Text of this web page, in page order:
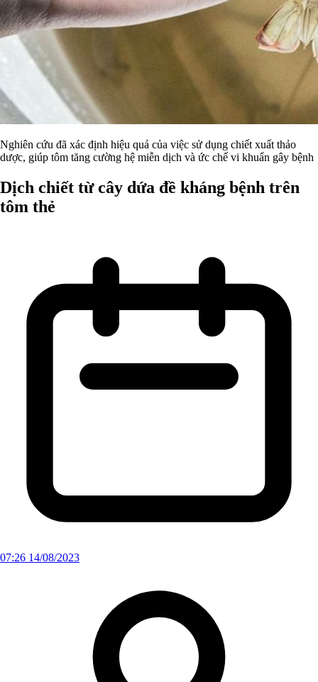
Nghiên cứu đã xác định hiệu quả của việc sử dụng chiết xuất thảo
dược, giúp tôm tăng cường hệ miễn dịch và ức chế vi khuẩn gây bệnh
Dịch chiết từ cây dứa đề kháng bệnh trên
tôm thẻ
07:26 14/08/2023